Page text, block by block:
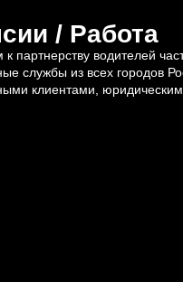
/ Работа
партнерству водителей
службы из всех городов
клиентами,